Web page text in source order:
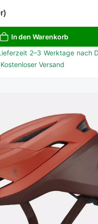
In den Warenkorb
2–3 Werktage nach
Kostenloser Versand